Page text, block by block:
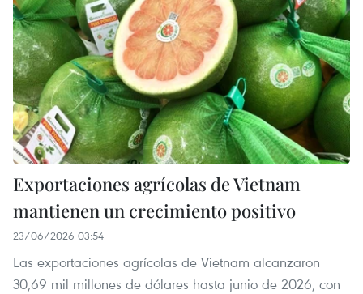
Exportaciones agrícolas de Vietnam
mantienen un crecimiento positivo
23/06/2026 03:54
Las exportaciones agrícolas de Vietnam alcanzaron
30,69 mil millones de dólares hasta junio de 2026, con